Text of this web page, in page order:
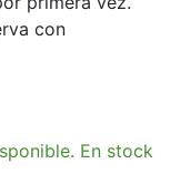
con
En stock